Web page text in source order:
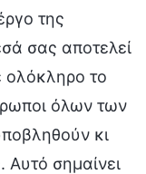
της
σας αποτελεί
ολόκληρο το
όλων των
κι
Αυτό σημαίνει